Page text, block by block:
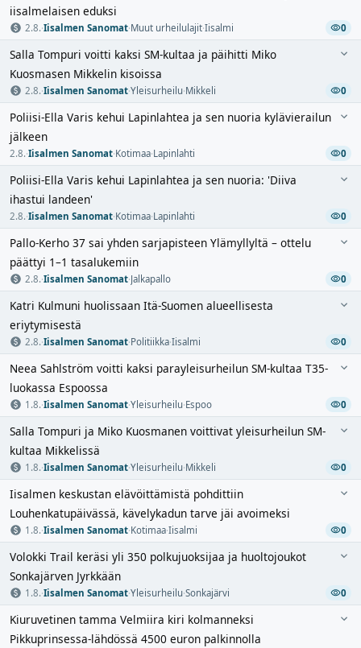
iisalmelaisen eduksi
2.8.·Iisalmen Sanomat·Muut urheilulajit·Iisalmi 0
Salla Tompuri voitti kaksi SM-kultaa ja päihitti Miko
Kuosmasen Mikkelin kisoissa
2.8.·Iisalmen Sanomat·Yleisurheilu·Mikkeli 0
Poliisi-Ella Varis kehui Lapinlahtea ja sen nuoria kylävierailun
jälkeen
2.8.·Iisalmen Sanomat·Kotimaa·Lapinlahti 0
Poliisi-Ella Varis kehui Lapinlahtea ja sen nuoria: 'Diiva
ihastui landeen'
2.8.·Iisalmen Sanomat·Kotimaa·Lapinlahti 0
Pallo-Kerho 37 sai yhden sarjapisteen Ylämyllyltä – ottelu
päättyi 1–1 tasalukemiin
2.8.·Iisalmen Sanomat·Jalkapallo 0
Katri Kulmuni huolissaan Itä-Suomen alueellisesta
eriytymisestä
2.8.·Iisalmen Sanomat·Politiikka·Iisalmi 0
Neea Sahlström voitti kaksi parayleisurheilun SM-kultaa T35-
luokassa Espoossa
1.8.·Iisalmen Sanomat·Yleisurheilu·Espoo 0
Salla Tompuri ja Miko Kuosmanen voittivat yleisurheilun SM-
kultaa Mikkelissä
1.8.·Iisalmen Sanomat·Yleisurheilu·Mikkeli 0
Iisalmen keskustan elävöittämistä pohdittiin
Louhenkatupäivässä, kävelykadun tarve jäi avoimeksi
1.8.·Iisalmen Sanomat·Kotimaa·Iisalmi 0
Volokki Trail keräsi yli 350 polkujuoksijaa ja huoltojoukot
Sonkajärven Jyrkkään
1.8.·Iisalmen Sanomat·Yleisurheilu·Sonkajärvi 0
Kiuruvetinen tamma Velmiira kiri kolmanneksi
Pikkuprinsessa-lähdössä 4500 euron palkinnolla